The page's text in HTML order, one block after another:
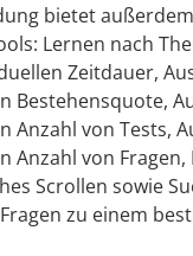
bietet
Lernen nach
Zeitdauer,
Bestehensquote,
Anzahl von Tests,
Anzahl von
Scrollen sowie
zu einem